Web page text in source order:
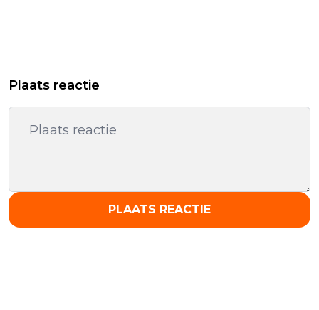
Plaats reactie
PLAATS REACTIE